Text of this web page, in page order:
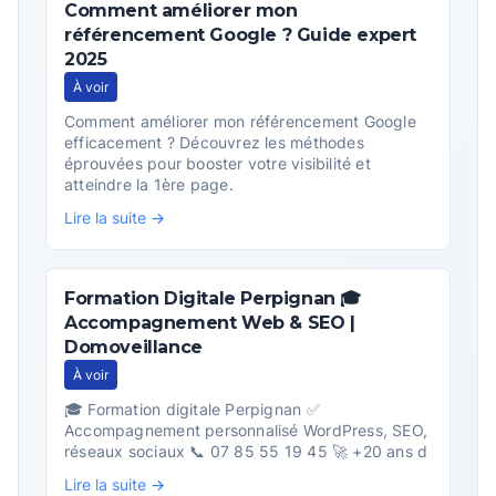
Comment améliorer mon
référencement Google ? Guide expert
2025
À voir
Comment améliorer mon référencement Google
efficacement ? Découvrez les méthodes
éprouvées pour booster votre visibilité et
atteindre la 1ère page.
Lire la suite →
Formation Digitale Perpignan 🎓
Accompagnement Web & SEO |
Domoveillance
À voir
🎓 Formation digitale Perpignan ✅
Accompagnement personnalisé WordPress, SEO,
réseaux sociaux 📞 07 85 55 19 45 🚀 +20 ans d
Lire la suite →